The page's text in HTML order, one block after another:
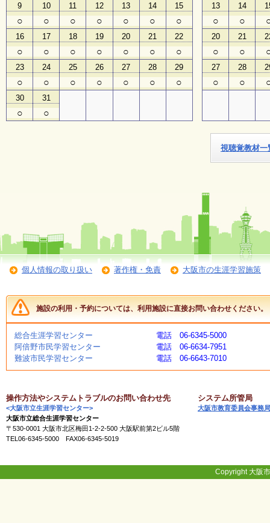
子
ど
も
向
け
イ
ベ
ン
ト
ガ
イ
ド
よ
く
あ
ご
質
問
講
師
ン
ス
ト
ラ
ク
9
○
10
○
11
○
12
○
13
○
14
○
15
○
16
○
17
○
18
○
19
○
20
○
21
○
22
○
23
○
24
○
25
○
26
○
27
○
28
○
29
○
30
○
31
○
13
○
14
○
20
○
21
○
27
○
28
○
視聴覚教材一
個人情報の取り扱い 著作権・免責 大阪市の生涯学習施策
施設の利用・予約については、利用施設に直接お問い合わせください。
総合生涯学習センター
電話 06-6345-5000
阿倍野市民学習センター
電話 06-6634-7951
難波市民学習センター
電話 06-6643-7010
操作方法やシステムトラブルのお問い合わせ先
<大阪市立生涯学習センター>
大阪市立総合生涯学習センター
〒530-0001 大阪市北区梅田1-2-2-500 大阪駅前第2ビル5階
TEL06-6345-5000 FAX06-6345-5019
システム所管局
大阪市教育委員会事務局
Copyright 大阪